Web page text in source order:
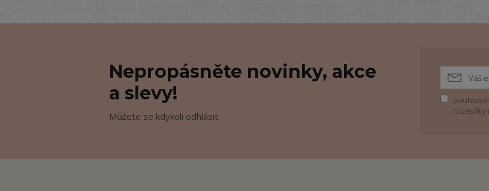
Nepropásněte novinky, akce
a slevy!
Můžete se kdykoli odhlásit.
rozesílky